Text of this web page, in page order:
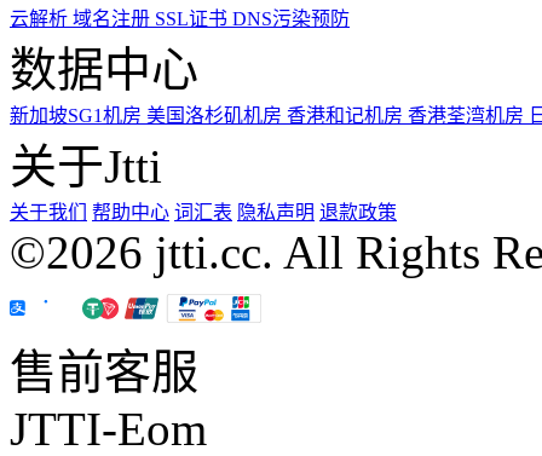
云解析 域名注册 SSL证书 DNS污染预防
数据中心
新加坡SG1机房 美国洛杉矶机房 香港和记机房 香港荃湾机房
关于Jtti
关于我们 帮助中心 词汇表 隐私声明 退款政策
©2026 jtti.cc. All Rights
售前客服
JTTI-Eom